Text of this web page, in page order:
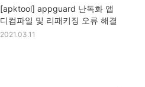
[apktool] appguard 난독화 앱
디컴파일 및 리패키징 오류 해결
2021.03.11